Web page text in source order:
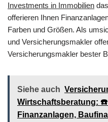
Investments in Immobilien
offerieren Ihnen
Farben und Größen. Als
und Versicherungsmakler
Versicherungsmakler bester
Siehe auch
Wirtschaftsberatung:
Finanzanlagen,